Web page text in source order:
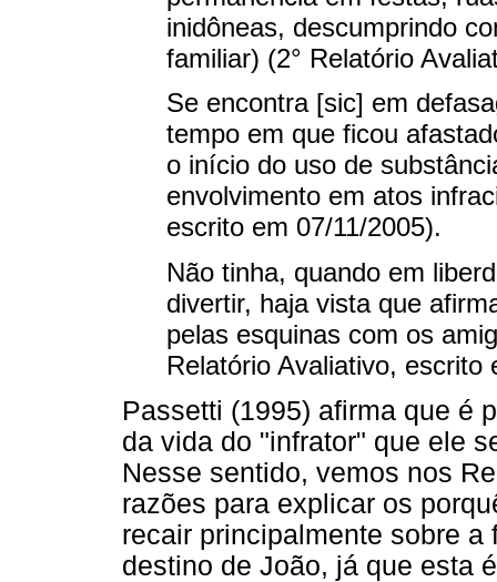
inidôneas, descumprindo
familiar) (2° Relatório
Se encontra [sic] em
tempo em que ficou
o início do uso de
envolvimento em atos
escrito em 07/11/2005).
Não tinha, quando em
divertir, haja vista que
pelas esquinas com os
Relatório Avaliativo, escrito
Passetti (1995) afirma que é
da vida do "infrator" que ele
Nesse sentido, vemos nos
razões para explicar os
recair principalmente sobre
destino de João, já que esta